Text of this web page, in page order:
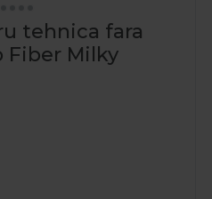
tehnica fara
Fiber Milky